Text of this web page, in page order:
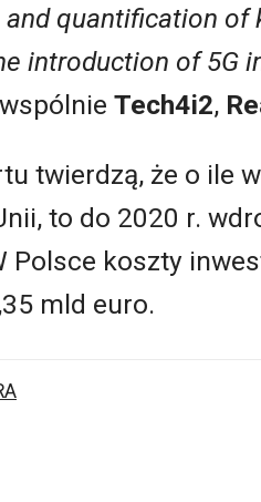
quantification
introduction of 5G
Tech4i2,
twierdzą, że o ile
to do 2020 r.
Polsce koszty
mld euro.